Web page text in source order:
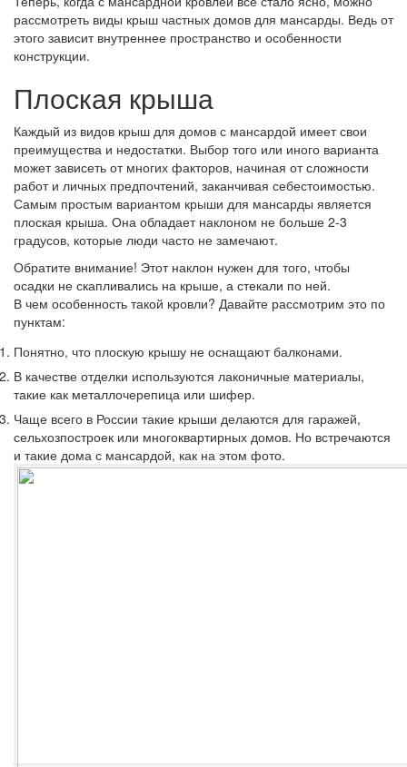
рассмотреть виды крыш частных домов для мансарды. Ведь от
этого зависит внутреннее пространство и особенности
конструкции.
Плоская крыша
Каждый из видов крыш для домов с мансардой имеет свои
преимущества и недостатки. Выбор того или иного варианта
может зависеть от многих факторов, начиная от сложности
работ и личных предпочтений, заканчивая себестоимостью.
Самым простым вариантом крыши для мансарды является
плоская крыша. Она обладает наклоном не больше 2-3
градусов, которые люди часто не замечают.
Обратите внимание! Этот наклон нужен для того, чтобы
осадки не скапливались на крыше, а стекали по ней.
В чем особенность такой кровли? Давайте рассмотрим это по
пунктам:
Понятно, что плоскую крышу не оснащают балконами.
В качестве отделки используются лаконичные материалы,
такие как металлочерепица или шифер.
Чаще всего в России такие крыши делаются для гаражей,
сельхозпостроек или многоквартирных домов. Но встречаются
и такие дома с мансардой, как на этом фото.